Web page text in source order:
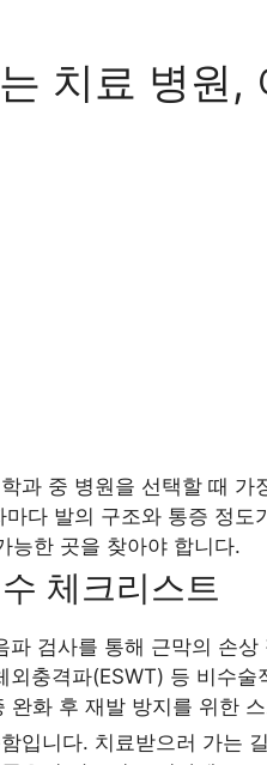
치료 병원,
과 중 병원을 선택할 때 가
다 발의 구조와 통증 정
능한 곳을 찾아야 합니다.
체크리스트
파 검사를 통해 근막의 손
외충격파(ESWT) 등 비수
완화 후 재발 방지를 위한
입니다. 치료받으러 가는